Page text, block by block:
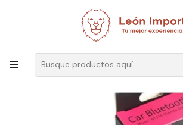
Envíos GRATIS
Ver Todos Los Productos
Receptor De Audio Bluetooth Adaptador Auto